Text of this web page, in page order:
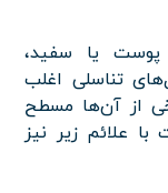
پوست یا سفید،
تناسلی اغلب
از آن‌ها مسطح
علائم زیر نیز